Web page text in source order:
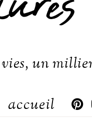
un
accueil